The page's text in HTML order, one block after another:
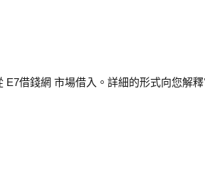
借錢網 市場借入。詳細的形式向您解